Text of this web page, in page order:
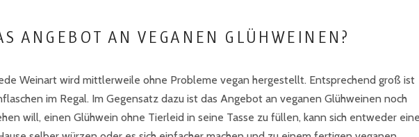
ANGEBOT AN VEGANEN GLÜHWEINEN?
Weinart wird mittlerweile ohne Probleme vegan hergestellt. Entsprechend groß ist
im Regal. Im Gegensatz dazu ist das Angebot an veganen Glühweinen noch
will, einen Glühwein ohne Tierleid in seine Tasse zu füllen, kann sich entweder